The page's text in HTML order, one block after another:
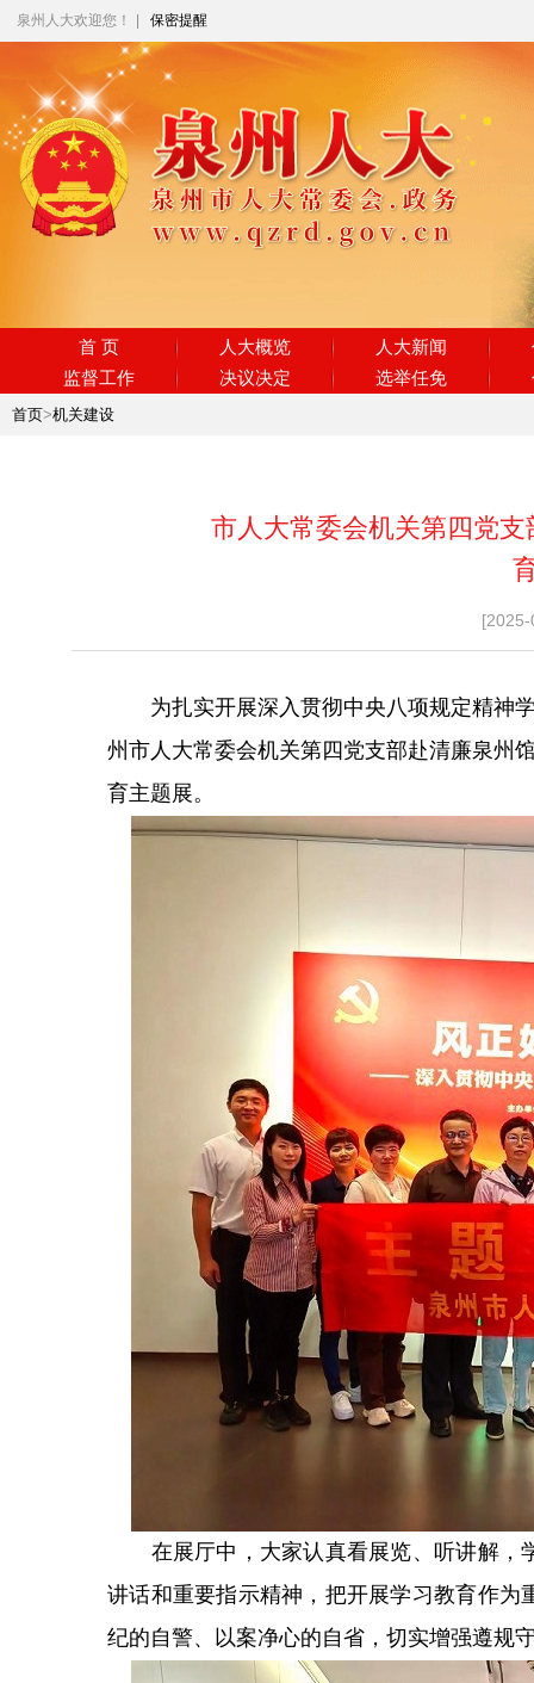
泉州人大欢迎您！ 保密提醒
首 页 人大概览 人大新闻
监督工作
决议决定 选举任免
首页>机关建设
市人大常委会机关第四党
为扎实开展深入贯彻中央八项规定精神学
州市人大常委会机关第四党支部赴清廉泉州
育主题展。
在展厅中，大家认真看展览、听讲解，
讲话和重要指示精神，把开展学习教育作
纪的自警、以案净心的自省，切实增强遵规